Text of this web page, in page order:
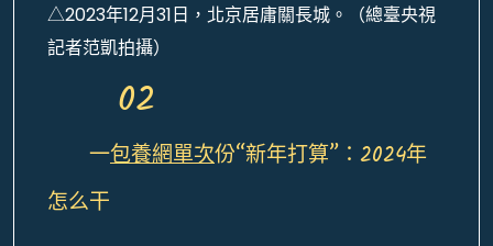
△2023年12月31日，北京居庸關長城。（總臺央視
記者范凱拍攝）
02
一包養網單次份“新年打算”：2024年
怎么干